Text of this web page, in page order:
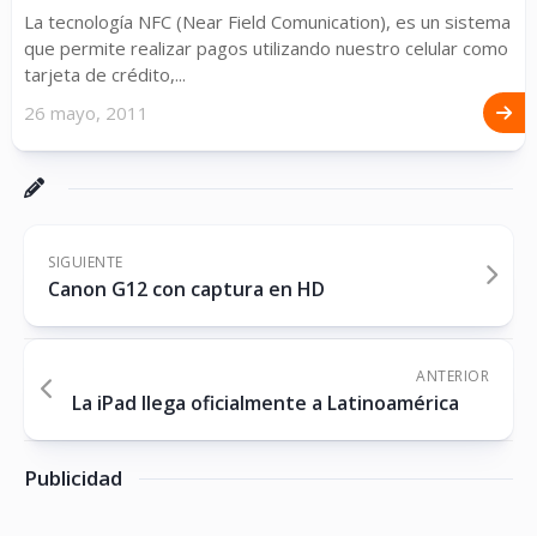
La tecnología NFC (Near Field Comunication), es un sistema
que permite realizar pagos utilizando nuestro celular como
tarjeta de crédito,...
26 mayo, 2011
SIGUIENTE
Canon G12 con captura en HD
ANTERIOR
La iPad llega oficialmente a Latinoamérica
Publicidad